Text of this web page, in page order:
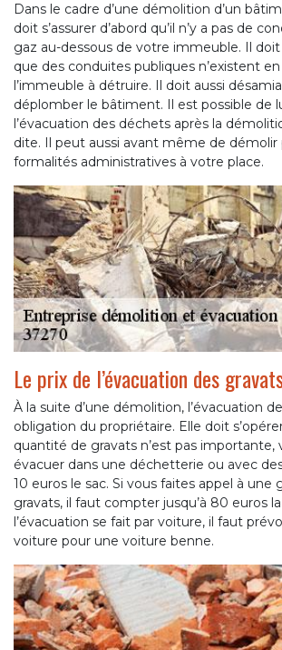
Dans le cadre d’une démolition d’un
doit s’assurer d’abord qu’il n’y a pas de
gaz au-dessous de votre immeuble. Il doit
que des conduites publiques n’existent
l’immeuble à détruire. Il doit aussi
déplomber le bâtiment. Il est possible de
l’évacuation des déchets après la
dite. Il peut aussi avant même de démolir
formalités administratives à votre place.
Le prix de l’évacuation des
À la suite d’une démolition, l’évacuation
obligation du propriétaire. Elle doit
quantité de gravats n’est pas importante,
évacuer dans une déchetterie ou avec
10 euros le sac. Si vous faites appel à une
gravats, il faut compter jusqu’à 80 euros
l’évacuation se fait par voiture, il faut
voiture pour une voiture benne.